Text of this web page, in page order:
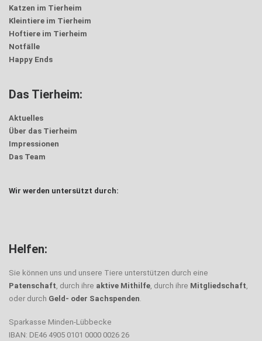
Katzen im Tierheim
Kleintiere im Tierheim
Hoftiere im Tierheim
Notfälle
Happy Ends
Das Tierheim:
Aktuelles
Über das Tierheim
Impressionen
Das Team
Wir werden untersützt durch:
Helfen:
Sie können uns und unsere Tiere unterstützen durch eine
Patenschaft, durch ihre aktive Mithilfe, durch ihre Mitgliedschaft,
oder durch Geld- oder Sachspenden.
Sparkasse Minden-Lübbecke
IBAN: DE46 4905 0101 0000 0026 26